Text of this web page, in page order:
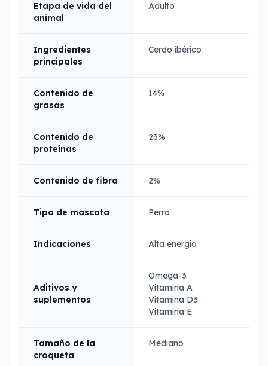
Etapa de vida del
animal
Adulto
Ingredientes
principales
Cerdo ibérico
Contenido de
grasas
14%
Contenido de
proteínas
23%
Contenido de fibra 2%
Tipo de mascota Perro
Indicaciones Alta energía
Aditivos y
suplementos
Omega-3
Vitamina A
Vitamina D3
Vitamina E
Tamaño de la
croqueta
Mediano